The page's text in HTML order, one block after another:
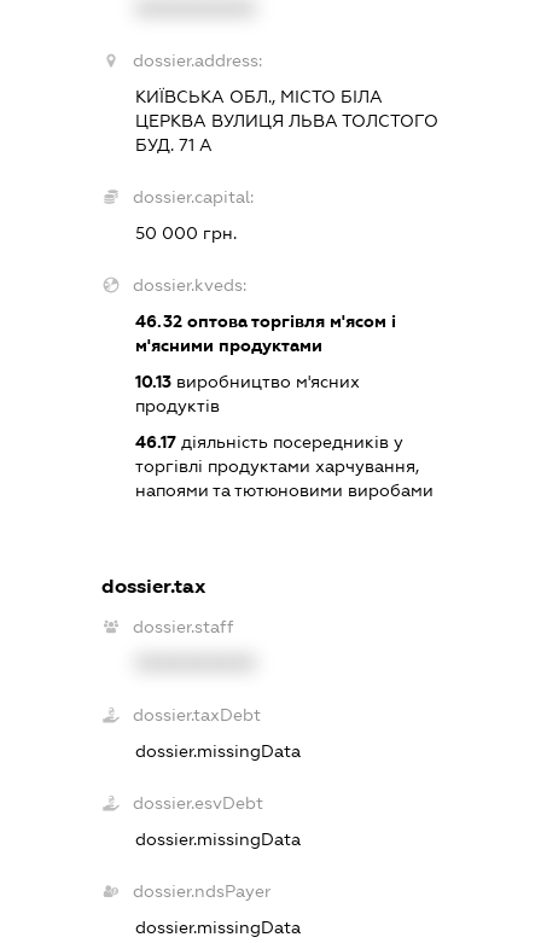
dossier.address:
КИЇВСЬКА ОБЛ., МІСТО БІЛА
ЦЕРКВА ВУЛИЦЯ ЛЬВА ТОЛСТОГО
БУД. 71 А
dossier.capital:
50 000 грн.
dossier.kveds:
46.32оптова торгівля м'ясом і
м'ясними продуктами
10.13виробництво м'ясних
продуктів
46.17діяльність посередників у
торгівлі продуктами харчування,
напоями та тютюновими виробами
dossier.tax
dossier.staff
dossier.taxDebt
dossier.missingData
dossier.esvDebt
dossier.missingData
dossier.ndsPayer
dossier.missingData